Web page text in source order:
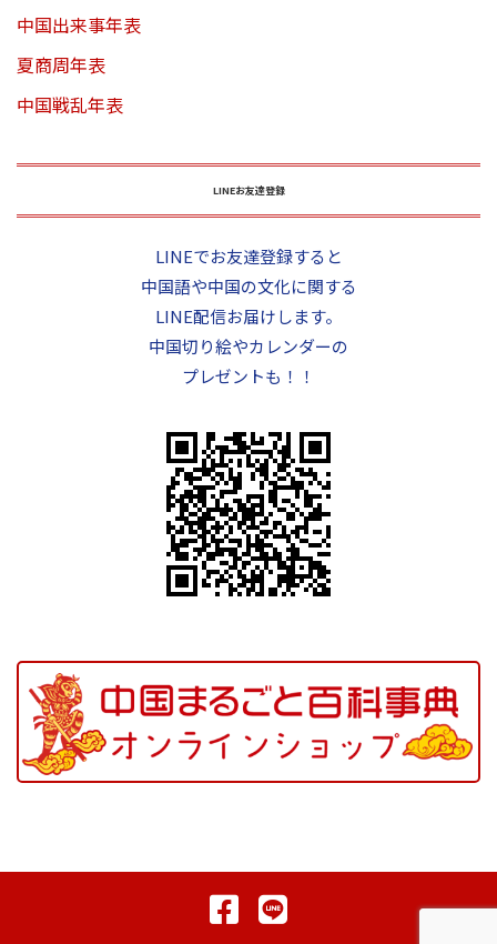
中国出来事年表
夏商周年表
中国戦乱年表
LINEお友達登録
LINEでお友達登録すると
中国語や中国の文化に関する
LINE配信お届けします。
中国切り絵やカレンダーの
プレゼントも！！